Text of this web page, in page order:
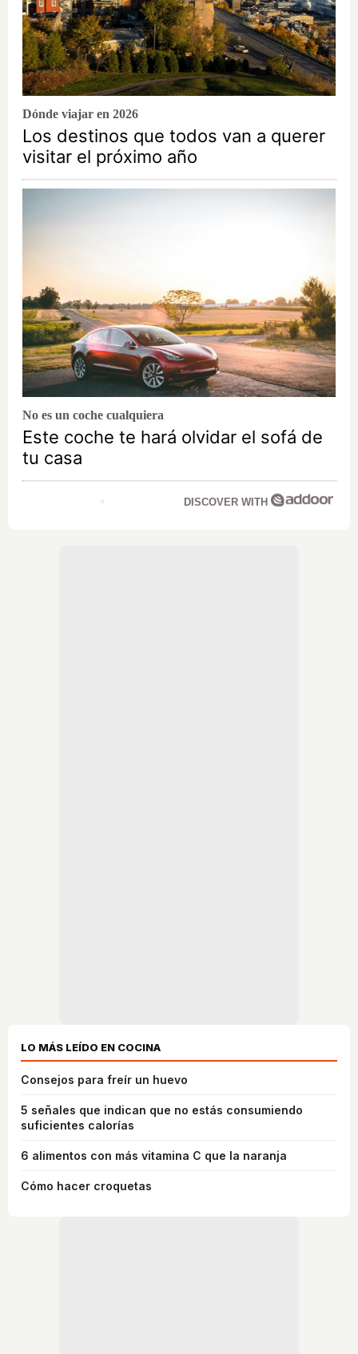
Dónde viajar en 2026
Los destinos que todos van a querer
visitar el próximo año
No es un coche cualquiera
Este coche te hará olvidar el sofá de
tu casa
DISCOVER WITH
LO MÁS LEÍDO EN COCINA
Consejos para freír un huevo
5 señales que indican que no estás consumiendo
suficientes calorías
6 alimentos con más vitamina C que la naranja
Cómo hacer croquetas